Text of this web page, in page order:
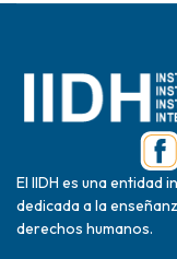
El IIDH es una entidad
dedicada a la
derechos humanos.